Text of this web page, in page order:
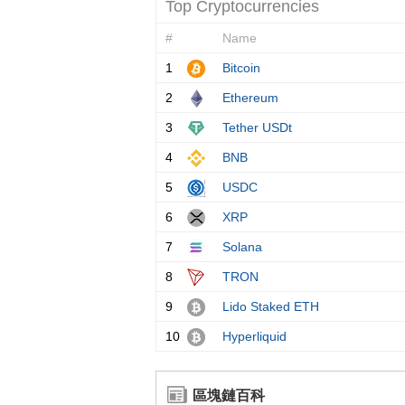
區塊鏈百科